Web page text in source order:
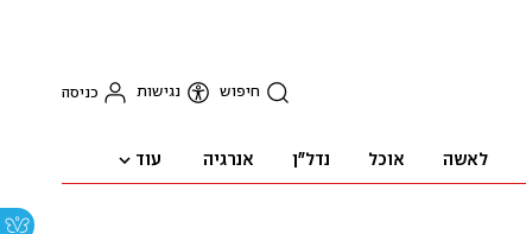
חיפוש נגישות כניסה
לאשה אוכל נדל"ן אנרגיה עוד